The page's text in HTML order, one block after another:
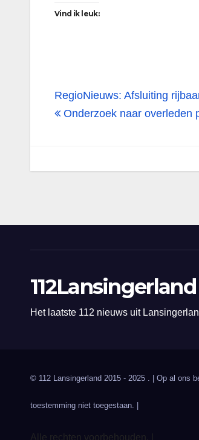
Vind ik leuk:
Bericht
navigatie
RegioNieuws: Afsluiting
Onderzoek naar overleden
112Lansingerland
Het laatste 112 nieuws uit
© 112 Lansingerland 2015 - 2025 . | Op al ons
toestemming niet toegestaan. |
Alle rechten voorbehouden. |